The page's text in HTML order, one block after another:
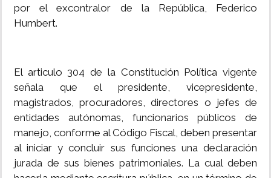
por el excontralor de la República, Federico
Humbert.
El articulo 304 de la Constitución Política vigente
señala que el presidente, vicepresidente,
magistrados, procuradores, directores o jefes de
entidades autónomas, funcionarios públicos de
manejo, conforme al Código Fiscal, deben presentar
al iniciar y concluir sus funciones una declaración
jurada de sus bienes patrimoniales. La cual deben